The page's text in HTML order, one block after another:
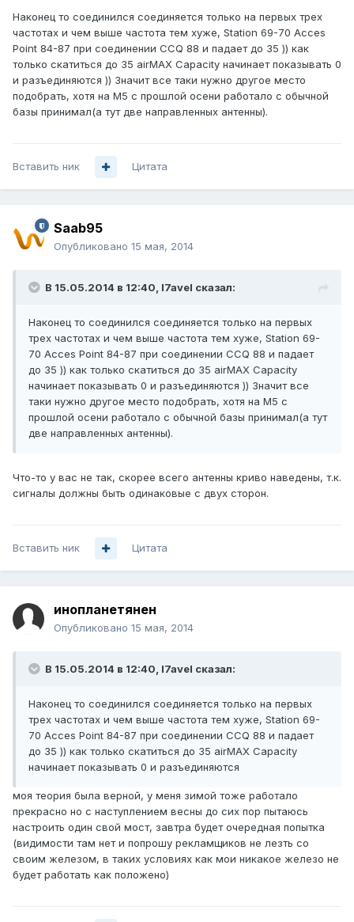
Наконец то соединился соединяется только на первых трех
частотах и чем выше частота тем хуже, Station 69-70 Acces
Point 84-87 при соединении CCQ 88 и падает до 35 )) как
только скатиться до 35 airMAX Capacity начинает показывать 0
и разъединяются )) Значит все таки нужно другое место
подобрать, хотя на M5 с прошлой осени работало с обычной
базы принимал(а тут две направленных антенны).
Вставить ник Цитата
Saab95
Опубликовано 15 мая, 2014
В 15.05.2014 в 12:40, l7avel сказал:
Наконец то соединился соединяется только на первых
трех частотах и чем выше частота тем хуже, Station 69-
70 Acces Point 84-87 при соединении CCQ 88 и падает
до 35 )) как только скатиться до 35 airMAX Capacity
начинает показывать 0 и разъединяются )) Значит все
таки нужно другое место подобрать, хотя на M5 с
прошлой осени работало с обычной базы принимал(а тут
две направленных антенны).
Что-то у вас не так, скорее всего антенны криво наведены, т.к.
сигналы должны быть одинаковые с двух сторон.
Вставить ник Цитата
инопланетянен
Опубликовано 15 мая, 2014
В 15.05.2014 в 12:40, l7avel сказал:
Наконец то соединился соединяется только на первых
трех частотах и чем выше частота тем хуже, Station 69-
70 Acces Point 84-87 при соединении CCQ 88 и падает
до 35 )) как только скатиться до 35 airMAX Capacity
начинает показывать 0 и разъединяются
моя теория была верной, у меня зимой тоже работало
прекрасно но с наступлением весны до сих пор пытаюсь
настроить один свой мост, завтра будет очередная попытка
(видимости там нет и попрошу рекламщиков не лезть со
своим железом, в таких условиях как мои никакое железо не
будет работать как положено)